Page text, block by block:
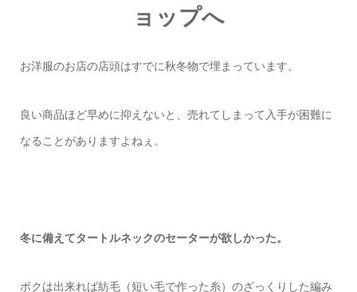
ョップへ
お洋服のお店の店頭はすでに秋冬物で埋まっています。
良い商品ほど早めに抑えないと、売れてしまって入手が困難に
なることがありますよねぇ。
冬に備えてタートルネックのセーターが欲しかった。
ボクは出来れば紡毛（短い毛で作った糸）のざっくりした編み